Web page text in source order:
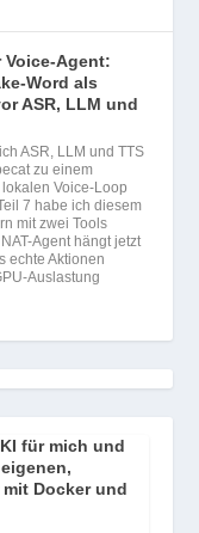
Voice-Agent:
Word als
ASR, LLM und
ASR, LLM und TTS
zu einem
Voice-Loop
7 habe ich diesem
mit zwei Tools
Agent hängt jetzt
echte Aktionen
Auslastung
für mich und
Docker und